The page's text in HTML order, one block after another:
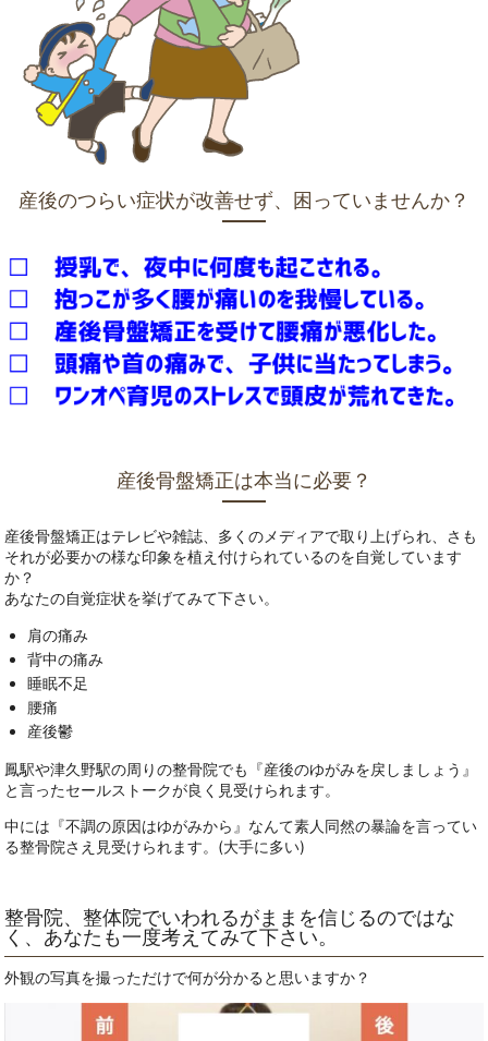
産後のつらい症状が改善せず、困っていませんか？
産後骨盤矯正は本当に必要？
産後骨盤矯正はテレビや雑誌、多くのメディアで取り上げられ、さも
それが必要かの様な印象を植え付けられているのを自覚しています
か？
あなたの自覚症状を挙げてみて下さい。
肩の痛み
背中の痛み
睡眠不足
腰痛
産後鬱
鳳駅や津久野駅の周りの整骨院でも『産後のゆがみを戻しましょう』
と言ったセールストークが良く見受けられます。
中には『不調の原因はゆがみから』なんて素人同然の暴論を言ってい
る整骨院さえ見受けられます。(大手に多い)
整骨院、整体院でいわれるがままを信じるのではな
く、あなたも一度考えてみて下さい。
外観の写真を撮っただけで何が分かると思いますか？